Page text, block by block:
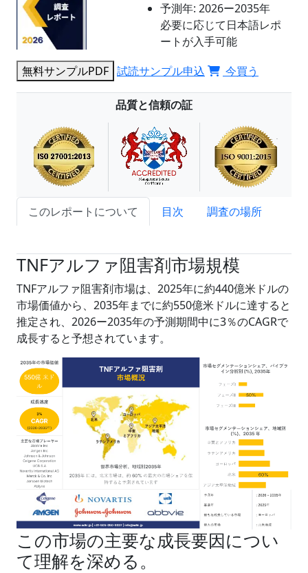
予測年: 2026ー2035年
必要に応じて日本語レポ
ートが入手可能
無料サンプルPDF 試読サンプル申込 今買う
品質と信頼の証
このレポートについて 目次
調査の場所
TNFアルファ阻害剤市場規模
TNFアルファ阻害剤市場は、2025年に約440億米ドルの
市場価値から、2035年までに約550億米ドルに達すると
推定され、2026ー2035年の予測期間中に3％のCAGRで
成長すると予想されています。
この市場の主要な成長要因につい
て理解を深める。